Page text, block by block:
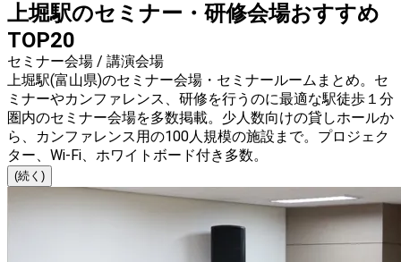
上堀駅のセミナー・研修会場おすすめ
TOP20
セミナー会場 / 講演会場
上堀駅(富山県)のセミナー会場・セミナールームまとめ。セ
ミナーやカンファレンス、研修を行うのに最適な駅徒歩１分
圏内のセミナー会場を多数掲載。少人数向けの貸しホールか
ら、カンファレンス用の100人規模の施設まで。プロジェク
ター、Wi-Fi、ホワイトボード付き多数。
(続く)